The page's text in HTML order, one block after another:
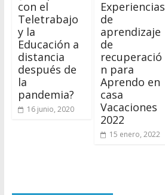
con el
Teletrabajo
y la
Educación a
distancia
después de
la
pandemia?
16 junio, 2020
Experiencias
de
aprendizaje
de
recuperació
n para
Aprendo en
casa
Vacaciones
2022
15 enero, 2022